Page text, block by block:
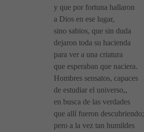
y que por fortuna hallaron
a Dios en ese lugar,
sino sabios, que sin duda
dejaron toda su hacienda
para ver a una criatura
que esperaban que naciera.
Hombres sensatos, capaces
de estudiar el universo,,
en busca de las verdades
que allí fueron descubriendo;
pero a la vez tan humildes